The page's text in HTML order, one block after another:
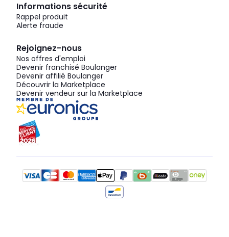
Informations sécurité
Rappel produit
Alerte fraude
Rejoignez-nous
Nos offres d'emploi
Devenir franchisé Boulanger
Devenir affilié Boulanger
Découvrir la Marketplace
Devenir vendeur sur la Marketplace